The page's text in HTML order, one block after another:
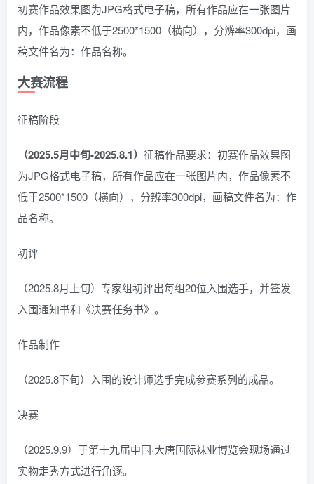
初赛作品效果图为JPG格式电子稿，所有作品应在一张图片
内，作品像素不低于2500*1500（横向），分辨率300dpi，画
稿文件名为：作品名称。
大赛流程
征稿阶段
（2025.5月中旬-2025.8.1） 征稿作品要求：初赛作品效果图
为JPG格式电子稿，所有作品应在一张图片内，作品像素不
低于2500*1500（横向），分辨率300dpi，画稿文件名为：作
品名称。
初评
（2025.8月上旬）专家组初评出每组20位入围选手，并签发
入围通知书和《决赛任务书》。
作品制作
（2025.8下旬）入围的设计师选手完成参赛系列的成品。
决赛
（2025.9.9）于第十九届中国·大唐国际袜业博览会现场通过
实物走秀方式进行角逐。